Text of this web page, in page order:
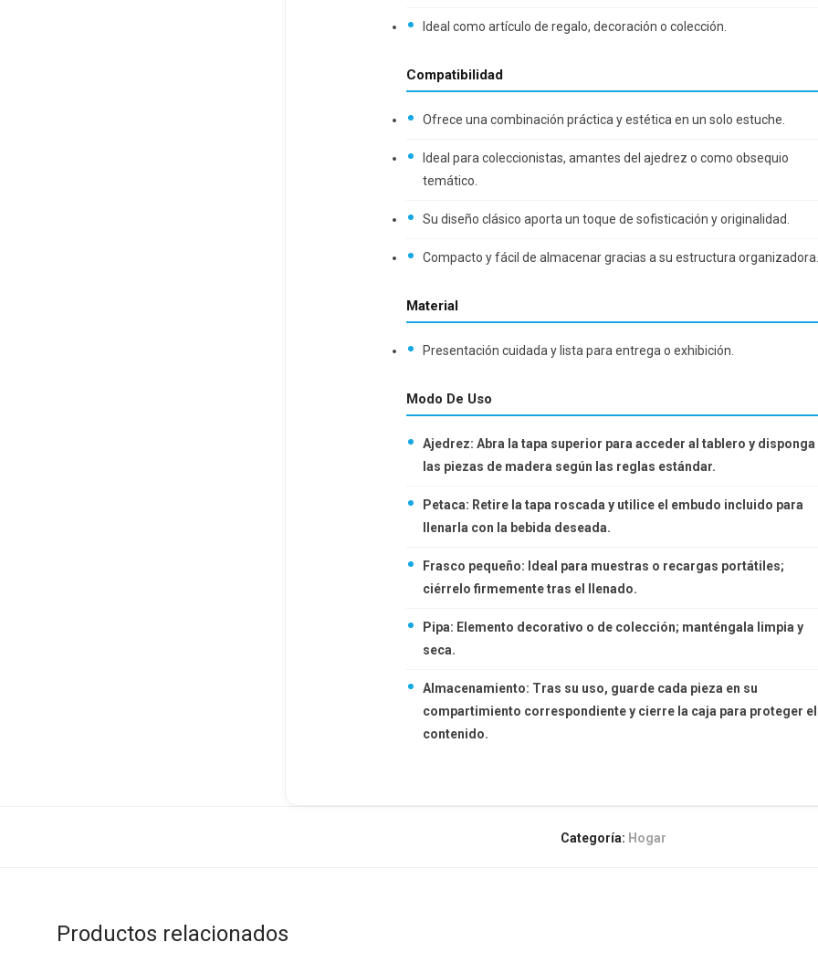
Ideal como artículo de regalo, decoración o colección.
Compatibilidad
Ofrece una combinación práctica y estética en un solo estuche.
Ideal para coleccionistas, amantes del ajedrez o como obsequio
temático.
Su diseño clásico aporta un toque de sofisticación y originalidad.
Compacto y fácil de almacenar gracias a su estructura organizadora.
Material
Presentación cuidada y lista para entrega o exhibición.
Modo De Uso
Ajedrez: Abra la tapa superior para acceder al tablero y disponga
las piezas de madera según las reglas estándar.
Petaca: Retire la tapa roscada y utilice el embudo incluido para
llenarla con la bebida deseada.
Frasco pequeño: Ideal para muestras o recargas portátiles;
ciérrelo firmemente tras el llenado.
Pipa: Elemento decorativo o de colección; manténgala limpia y
seca.
Almacenamiento: Tras su uso, guarde cada pieza en su
compartimiento correspondiente y cierre la caja para proteger el
contenido.
Categoría: Hogar
Productos relacionados